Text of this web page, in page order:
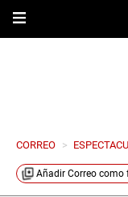
CORREO >
Añadir Correo como